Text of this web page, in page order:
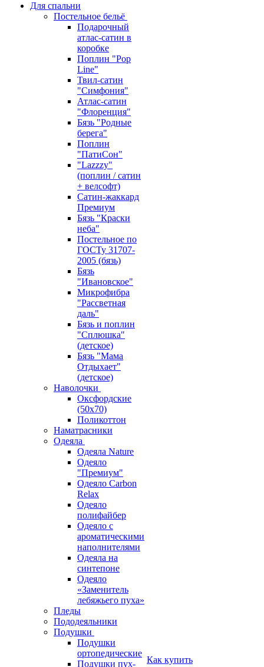
Для спальни
Постельное бельё
Подарочный
атлас-сатин в
коробке
Поплин "Pop
Line"
Твил-сатин
"Симфония"
Атлас-сатин
"Флоренция"
Бязь "Родные
берега"
Поплин
"ПатиСон"
"Lazzzy"
(поплин / сатин
+ велсофт)
Сатин-жаккард
Премиум
Бязь "Краски
неба"
Постельное по
ГОСТу 31707-
2005 (бязь)
Бязь
"Ивановское"
Микрофибра
"Рассветная
даль"
Бязь и поплин
"Сплюшка"
(детское)
Бязь "Мама
Отдыхает"
(детское)
Наволочки
Оксфордские
(50х70)
Поликоттон
Наматрасники
Одеяла
Одеяла Nature
Одеяло
"Премиум"
Одеяло Carbon
Relax
Одеяло
полифайбер
Одеяло с
ароматическими
наполнителями
Одеяла на
синтепоне
Одеяло
«Заменитель
лебяжьего пуха»
Пледы
Пододеяльники
Подушки
Подушки
ортопедические
Подушки пух-
Как купить